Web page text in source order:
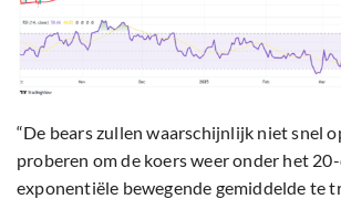
“De bears zullen waarschijnlijk niet snel
proberen om de koers weer onder het
exponentiële bewegende gemiddelde te